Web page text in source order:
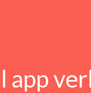
app